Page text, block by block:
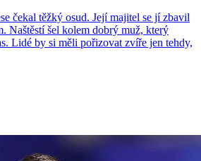
čekal těžký osud. Její majitel se jí zbavil
Naštěstí šel kolem dobrý muž, který
Lidé by si měli pořizovat zvíře jen tehdy,